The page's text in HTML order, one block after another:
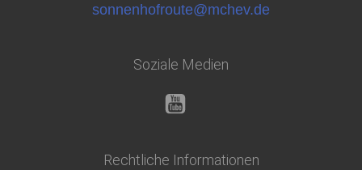
sonnenhofroute@mchev.de
Soziale Medien
Rechtliche Informationen